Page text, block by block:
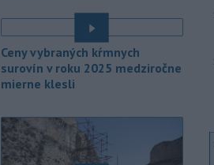
Nagyová vo štvrtok oznámila, že v
súlade s návrhom poslaneckého klubu
vládnej strany Tisza rozhodne
zákonodarný zbor o novej hlave štátu
na budúci utorok.
13:31 - Európska komisia (EK) sa
pripravuje na možné dôsledky
úplného zatmenia Slnka na výrobu
Ceny vybraných kŕmnych
surovín v roku 2025 medziročne
mierne klesli